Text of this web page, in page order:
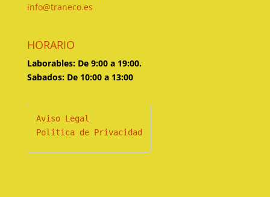
info@traneco.es
HORARIO
Laborables: De 9:00 a 19:00.
Sabados: De 10:00 a 13:00
Politica de Privacidad